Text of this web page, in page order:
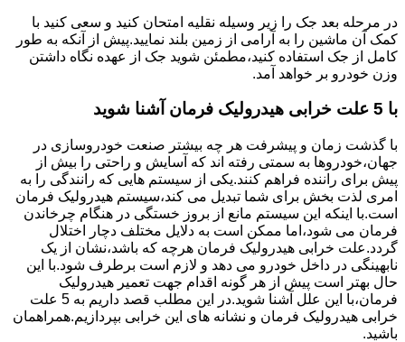
در مرحله بعد جک را زیر وسیله نقلیه امتحان کنید و سعی کنید با
کمک آن ماشین را به آرامی از زمین بلند نمایید.پیش از آنکه به طور
کامل از جک استفاده کنید،مطمئن شوید جک از عهده نگاه داشتن
وزن خودرو بر خواهد آمد.
با 5 علت خرابی هیدرولیک فرمان آشنا شوید
با گذشت زمان و پیشرفت هر چه بیشتر صنعت خودروسازی در
جهان،خودروها به سمتی رفته اند که آسایش و راحتی را بیش از
پیش برای راننده فراهم کنند.یکی از سیستم هایی که رانندگی را به
امری لذت بخش برای شما تبدیل می کند،سیستم هیدرولیک فرمان
است.با اینکه این سیستم مانع از بروز خستگی در هنگام چرخاندن
فرمان می شود،اما ممکن است به دلایل مختلف دچار اختلال
گردد.علت خرابی هیدرولیک فرمان هرچه که باشد،نشان از یک
نابهینگی در داخل خودرو می دهد و لازم است برطرف شود.با این
حال بهتر است پیش از هر گونه اقدام جهت تعمیر هیدرولیک
فرمان،با این علل آشنا شوید.در این مطلب قصد داریم به 5 علت
خرابی هیدرولیک فرمان و نشانه های این خرابی بپردازیم.همراهمان
باشید.